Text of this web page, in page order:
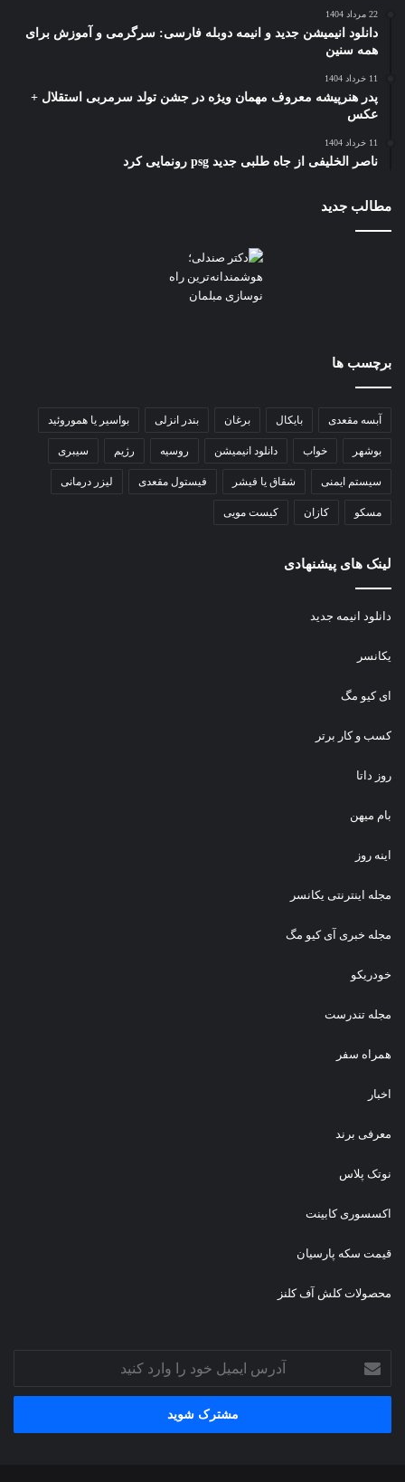
22 مرداد 1404
دانلود انیمیشن جدید و انیمه دوبله فارسی: سرگرمی و آموزش برای
همه سنین
11 خرداد 1404
پدر هنرپیشه معروف مهمان ویژه در جشن تولد سرمربی استقلال +
عکس
11 خرداد 1404
ناصر الخلیفی از جاه طلبی جدید psg رونمایی کرد
مطالب جدید
برچسب ها
آبسه مقعدی بایکال برغان بندر انزلی بواسیر یا هموروئید
بوشهر خواب دانلود انیمیشن روسیه رژیم سیبری
سیستم ایمنی شقاق یا فیشر فیستول مقعدی لیزر درمانی
مسکو کازان کیست مویی
لینک های پیشنهادی
دانلود انیمه جدید
یکانسر
ای کیو مگ
کسب و کار برتر
روز داتا
بام میهن
اینه روز
مجله اینترنتی یکانسر
مجله خبری آی کیو مگ
خودریکو
مجله‌ تندرست
همراه سفر
اخبار
معرفی برند
نوتک پلاس
اکسسوری کابینت
قیمت سکه پارسیان
محصولات کلش آف کلنز
ایمیل
خود
وارد